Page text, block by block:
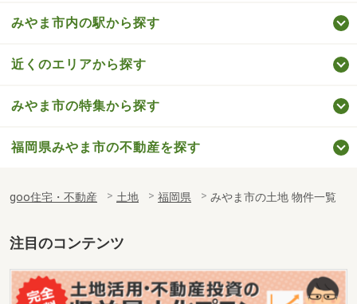
みやま市内の駅から探す
近くのエリアから探す
みやま市の特集から探す
福岡県みやま市の不動産を探す
goo住宅・不動産 土地 福岡県 みやま市の土地 物件一覧
注目のコンテンツ